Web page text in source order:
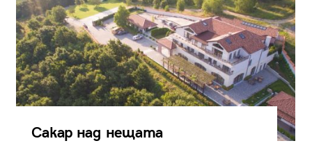
Сакар над нещата